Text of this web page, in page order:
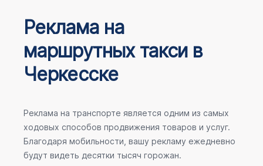
Реклама на
маршрутных такси в
Черкесске
Реклама на транспорте является одним из самых
ходовых способов продвижения товаров и услуг.
Благодаря мобильности, вашу рекламу ежедневно
будут видеть десятки тысяч горожан.